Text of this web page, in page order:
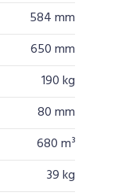
584 mm
650 mm
190 kg
80 mm
680 m³
39 kg